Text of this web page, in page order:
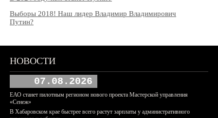
Выборы 2018! Наш лидер Владимир Владимирович
Путин?
НОВОСТИ
07.08.2026
ЕАО станет пилотным регионом нового проекта Мастерской управления
«Сенеж»
В Хабаровском крае быстрее всего растут зарплаты у административного